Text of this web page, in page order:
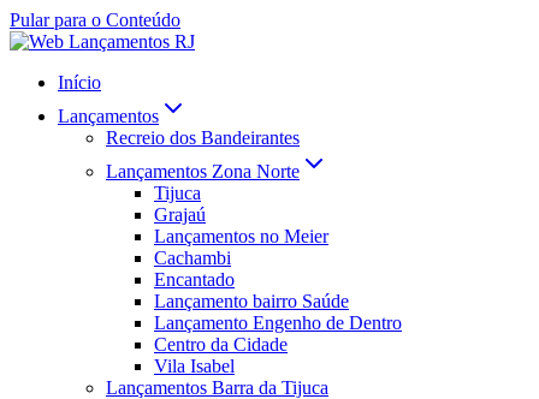
Pular para o Conteúdo
Início
Lançamentos
Recreio dos Bandeirantes
Lançamentos Zona Norte
Tijuca
Grajaú
Lançamentos no Meier
Cachambi
Encantado
Lançamento bairro Saúde
Lançamento Engenho de Dentro
Centro da Cidade
Vila Isabel
Lançamentos Barra da Tijuca